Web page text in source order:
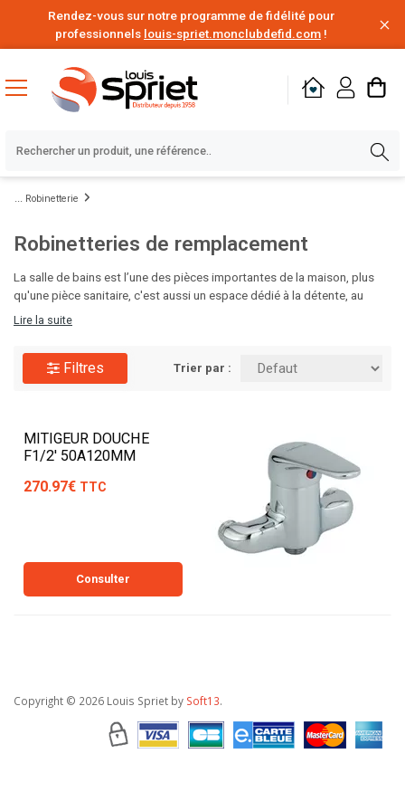
Rendez-vous sur notre programme de fidélité pour
professionnels louis-spriet.monclubdefid.com !
Robinetterie
Robinetteries de remplacement
La salle de bains est l’une des pièces importantes de la maison, plus
qu'une pièce sanitaire, c'est aussi un espace dédié à la détente, au
bien-être et à la relaxation. Vous pouvez réaliser le projet de vos rêves
Lire la suite
Filtres Trier par :
MITIGEUR DOUCHE
F1/2' 50A120MM
270.97€ TTC
Consulter
Copyright © 2026 Louis Spriet by Soft13.